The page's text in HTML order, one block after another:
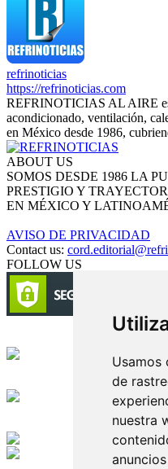
Usamos
de
nuestra
refrinoticias
https://refrinoticias.com
REFRINOTICIAS AL AIRE
acondicionado, ventilación,
en México desde 1986,
ABOUT US
SOMOS DESDE 1986 LA
PRESTIGIO Y
EN MÉXICO Y
AVISO DE PRIVACIDAD
Contact us:
FOLLOW US
Edición digital con tecnología